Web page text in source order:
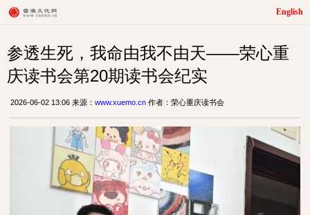
English
参透生死，我命由我不由天——荣心重
庆读书会第20期读书会纪实
2026-06-02 13:06 来源： www.xuemo.cn 作者：荣心重庆读书会